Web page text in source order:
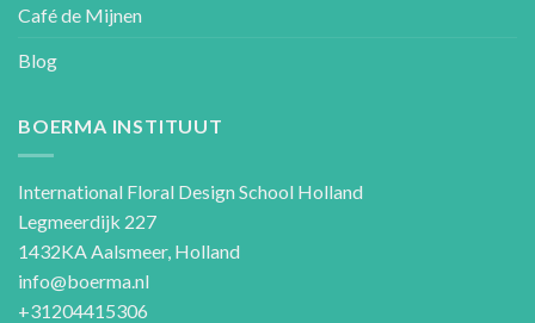
Café de Mijnen
Blog
BOERMA INSTITUUT
International Floral Design School Holland
Legmeerdijk 227
1432KA Aalsmeer, Holland
info@boerma.nl
+31204415306